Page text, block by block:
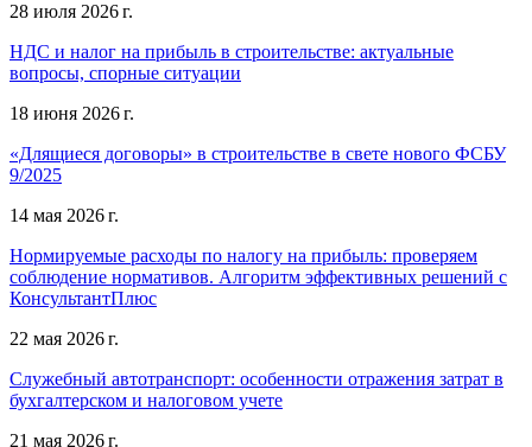
28 июля 2026 г.
НДС и налог на прибыль в строительстве: актуальные
вопросы, спорные ситуации
18 июня 2026 г.
«Длящиеся договоры» в строительстве в свете нового ФСБУ
9/2025
14 мая 2026 г.
Нормируемые расходы по налогу на прибыль: проверяем
соблюдение нормативов. Алгоритм эффективных решений с
КонсультантПлюс
22 мая 2026 г.
Служебный автотранспорт: особенности отражения затрат в
бухгалтерском и налоговом учете
21 мая 2026 г.